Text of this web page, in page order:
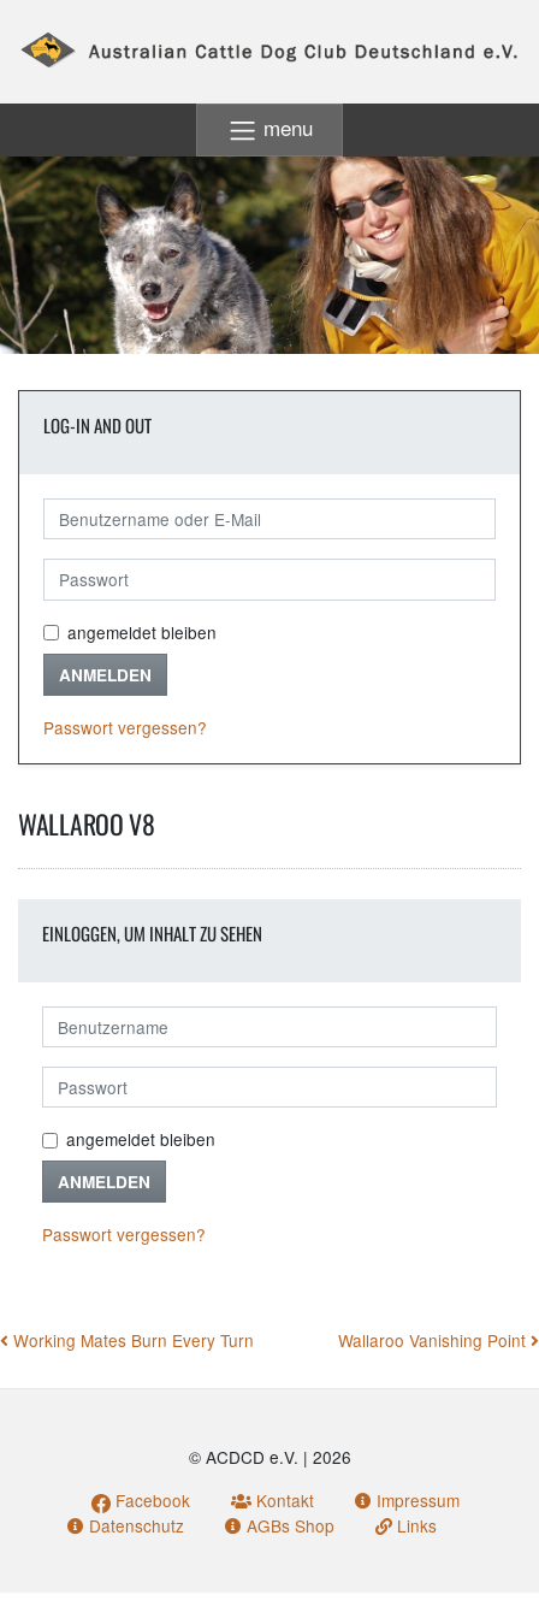
menu
LOG-IN AND OUT
angemeldet bleiben
ANMELDEN
Passwort vergessen?
WALLAROO V8
EINLOGGEN, UM INHALT ZU SEHEN
angemeldet bleiben
ANMELDEN
Passwort vergessen?
BEITRAGSNAVIGATION
Working Mates Burn Every Turn Wallaroo Vanishing Point
© ACDCD e.V. | 2026
Facebook
Kontakt
Impressum
Datenschutz
AGBs Shop Links